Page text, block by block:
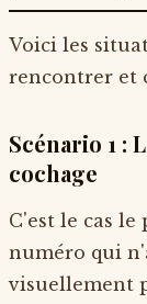
Voici les
rencontrer et
Scénario 1 :
cochage
C'est le cas
numéro qui
visuellement